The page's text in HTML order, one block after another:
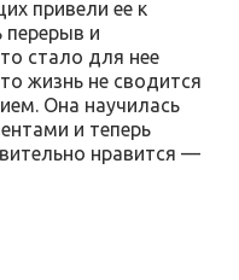
привели ее к
и
стало для нее
жизнь не сводится
Она научилась
и теперь
нравится —